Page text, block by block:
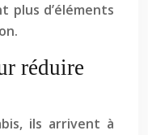
plus d’éléments
réduire
ils arrivent à